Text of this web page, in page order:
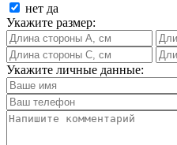
нет да
Укажите размер:
Укажите личные данные: